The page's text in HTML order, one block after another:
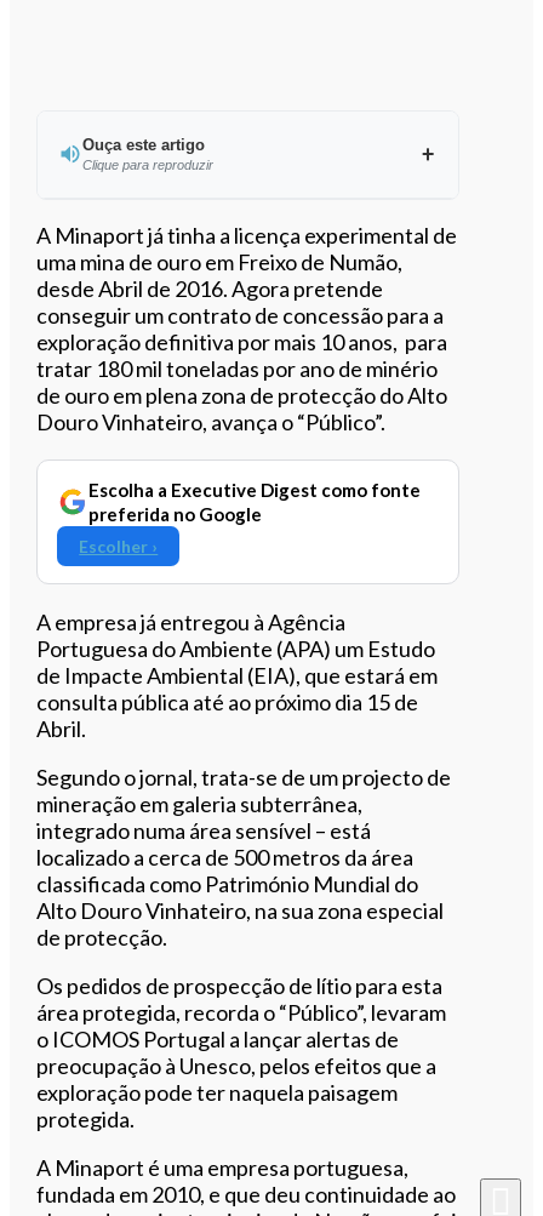
Ouça este artigo
Clique para reproduzir
Ouvir este artigo
A Minaport já tinha a licença experimental de
uma mina de ouro em Freixo de Numão,
desde Abril de 2016. Agora pretende
conseguir um contrato de concessão para a
exploração definitiva por mais 10 anos, para
tratar 180 mil toneladas por ano de minério
de ouro em plena zona de protecção do Alto
Douro Vinhateiro, avança o “Público”.
Escolha a Executive Digest como fonte
preferida no Google
Escolher ›
A empresa já entregou à Agência
Portuguesa do Ambiente (APA) um Estudo
de Impacte Ambiental (EIA), que estará em
consulta pública até ao próximo dia 15 de
Abril.
Segundo o jornal, trata-se de um projecto de
mineração em galeria subterrânea,
integrado numa área sensível – está
localizado a cerca de 500 metros da área
classificada como Património Mundial do
Alto Douro Vinhateiro, na sua zona especial
de protecção.
Os pedidos de prospecção de lítio para esta
área protegida, recorda o “Público”, levaram
o ICOMOS Portugal a lançar alertas de
preocupação à Unesco, pelos efeitos que a
exploração pode ter naquela paisagem
protegida.
A Minaport é uma empresa portuguesa,
fundada em 2010, e que deu continuidade ao